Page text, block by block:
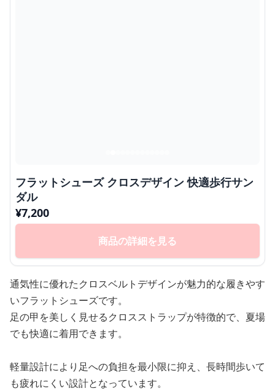
フラットシューズ クロスデザイン 快適歩行サン
ダル
¥7,200
商品の詳細を見る
通気性に優れたクロスベルトデザインが魅力的な履きやす
いフラットシューズです。
足の甲を美しく見せるクロスストラップが特徴的で、夏場
でも快適に着用できます。
軽量設計により足への負担を最小限に抑え、長時間歩いて
も疲れにくい設計となっています。